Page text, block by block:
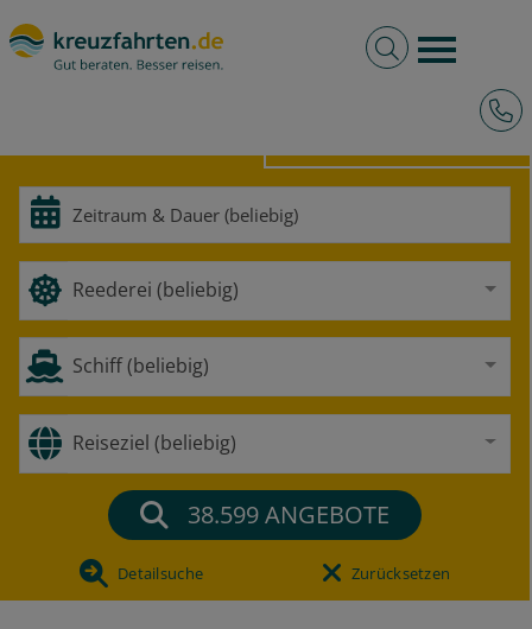
Burger
Volltextsuche
Reederei (beliebig)
Schiff (beliebig)
Reiseziel (beliebig)
38.599ANGEBOTE
Detailsuche Zurücksetzen